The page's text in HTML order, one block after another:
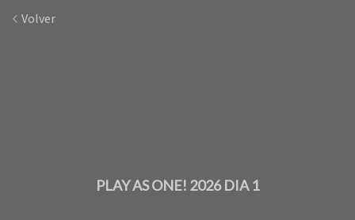
Volver
PLAY AS ONE! 2026 DIA 1